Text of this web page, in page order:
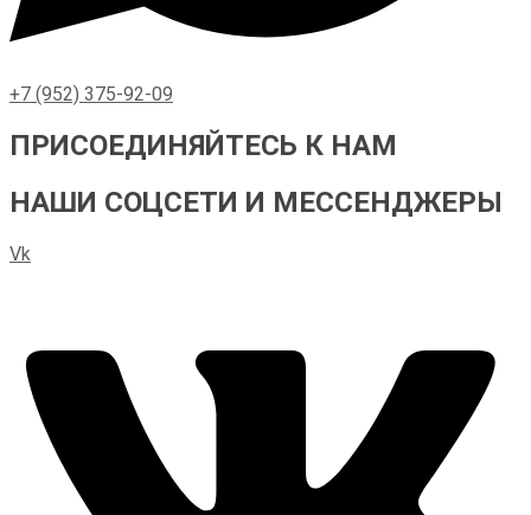
+7 (952) 375-92-09
ПРИСОЕДИНЯЙТЕСЬ К НАМ
НАШИ СОЦСЕТИ И МЕССЕНДЖЕРЫ
Vk